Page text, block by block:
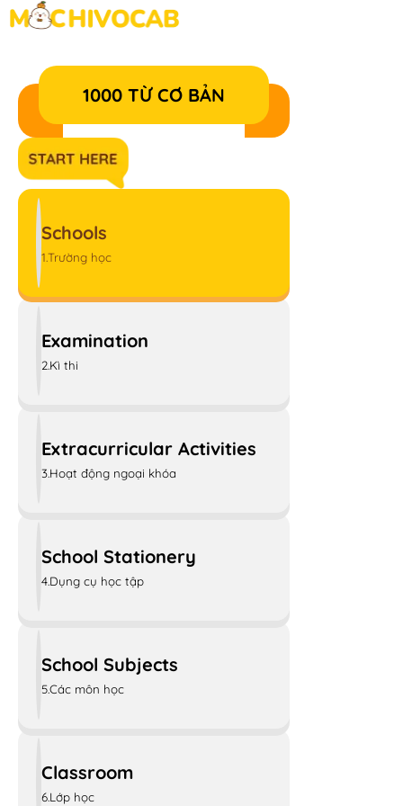
1000 TỪ CƠ BẢN
Schools
1.Trường học
Examination
2.Kì thi
Extracurricular Activities
3.Hoạt động ngoại khóa
School Stationery
4.Dụng cụ học tập
School Subjects
5.Các môn học
Classroom
6.Lớp học